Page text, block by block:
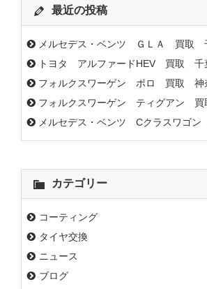
最近の投稿
メルセデス・ベンツ ＧＬＡ 買取
トヨタ アルファードHEV 買取 千
フォルクスワーゲン ポロ 買取 神
フォルクスワーゲン ティグアン
メルセデス・ベンツ Cクラスワゴ
カテゴリー
コーティング
タイヤ交換
ニュース
ブログ